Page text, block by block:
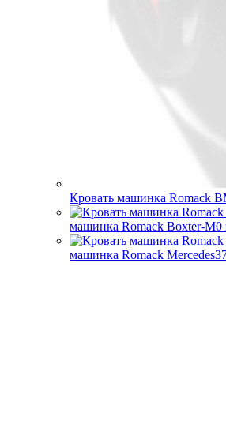
Кровать машинка Romack
машинка Romack Boxter-M0
машинка Romack Mercedes